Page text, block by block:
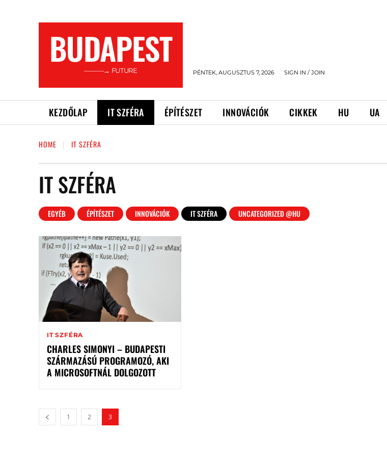
BUDAPEST
———→ FUTURE PÉNTEK, AUGUSZTUS 7, 2026 SIGN IN / JOIN
KEZDŐLAP IT SZFÉRA ÉPÍTÉSZET INNOVÁCIÓK CIKKEK HU UA
HOME IT SZFÉRA
IT SZFÉRA
EGYÉB ÉPÍTÉSZET INNOVÁCIÓK IT SZFÉRA UNCATEGORIZED @HU
IT SZFÉRA
CHARLES SIMONYI – BUDAPESTI
SZÁRMAZÁSÚ PROGRAMOZÓ, AKI
A MICROSOFTNÁL DOLGOZOTT
1 2 3